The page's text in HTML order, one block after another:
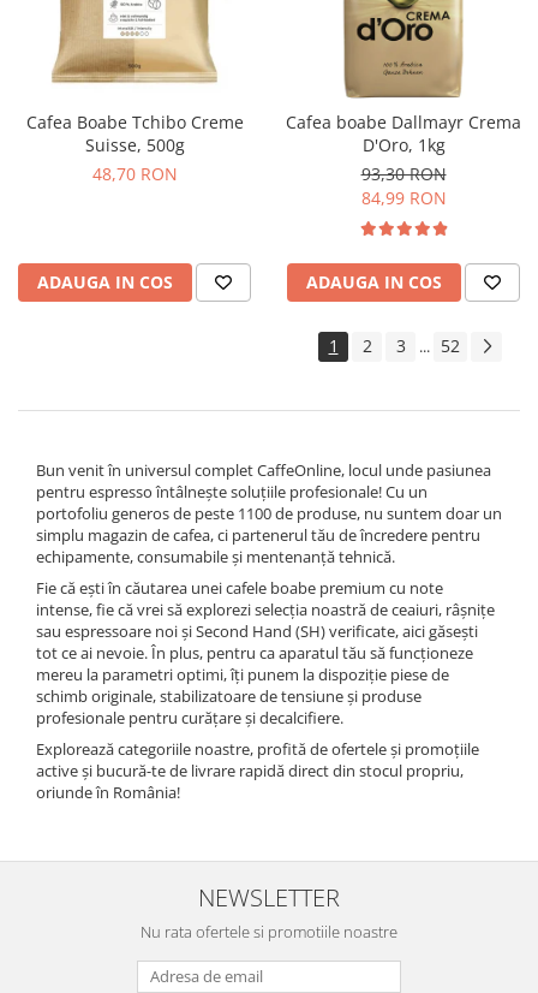
Cafea Boabe Tchibo Creme
Suisse, 500g
48,70 RON
ADAUGA IN COS
Cafea boabe Dallmayr Crema
D'Oro, 1kg
93,30 RON
84,99 RON
ADAUGA IN COS
1 2 3 ... 52
Bun venit în universul complet CaffeOnline, locul unde pasiunea
pentru espresso întâlnește soluțiile profesionale! Cu un
portofoliu generos de peste 1100 de produse, nu suntem doar un
simplu magazin de cafea, ci partenerul tău de încredere pentru
echipamente, consumabile și mentenanță tehnică.
Fie că ești în căutarea unei cafele boabe premium cu note
intense, fie că vrei să explorezi selecția noastră de ceaiuri, râșnițe
sau espressoare noi și Second Hand (SH) verificate, aici găsești
tot ce ai nevoie. În plus, pentru ca aparatul tău să funcționeze
mereu la parametri optimi, îți punem la dispoziție piese de
schimb originale, stabilizatoare de tensiune și produse
profesionale pentru curățare și decalcifiere.
Explorează categoriile noastre, profită de ofertele și promoțiile
active și bucură-te de livrare rapidă direct din stocul propriu,
oriunde în România!
NEWSLETTER
Nu rata ofertele si promotiile noastre